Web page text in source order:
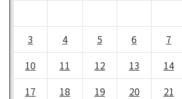
3
4 5 6 7
10
11 12 13 14
17
18 19 20 21